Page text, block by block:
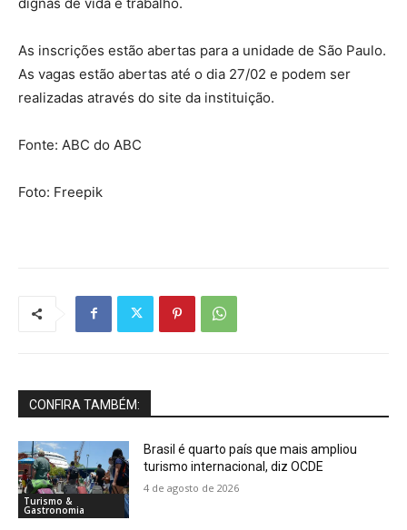
As inscrições estão abertas para a unidade de São Paulo.
As vagas estão abertas até o dia 27/02 e podem ser
realizadas através do site da instituição.
Fonte: ABC do ABC
Foto: Freepik
CONFIRA TAMBÉM:
Turismo &
Gastronomia
Brasil é quarto país que mais ampliou
turismo internacional, diz OCDE
4 de agosto de 2026